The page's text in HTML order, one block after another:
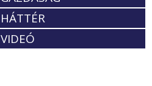
HÁTTÉR
VIDEÓ